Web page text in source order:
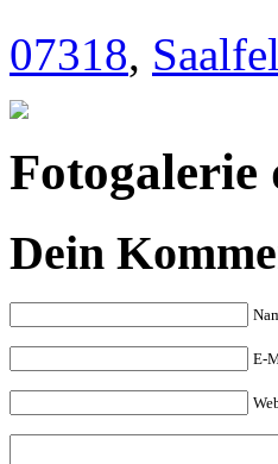
07318,
Fotogalerie
Dein
E-